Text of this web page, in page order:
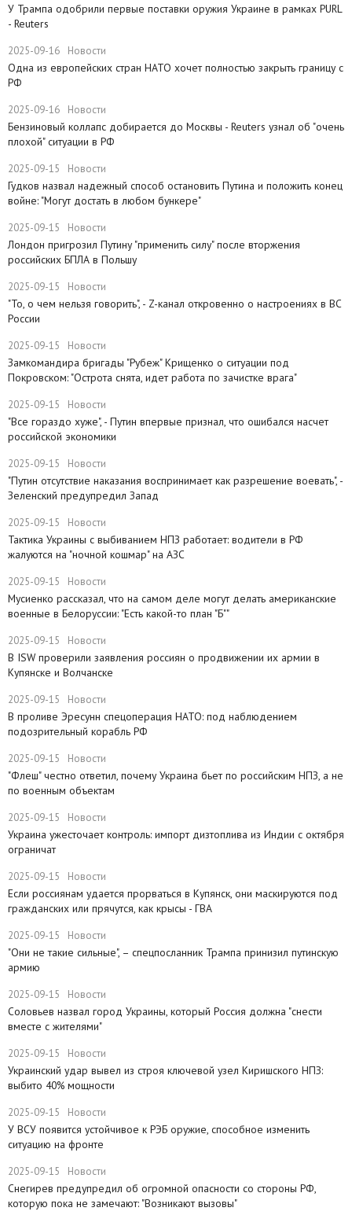
У Трампа одобрили первые поставки оружия Украине в рамках PURL
- Reuters
2025-09-16 Новости
Одна из европейских стран НАТО хочет полностью закрыть границу с
РФ
2025-09-16 Новости
​Бензиновый коллапс добирается до Москвы - Reuters узнал об "очень
плохой" ситуации в РФ
2025-09-15 Новости
Гудков назвал надежный способ остановить Путина и положить конец
войне: "Могут достать в любом бункере"
2025-09-15 Новости
Лондон пригрозил Путину "применить силу" после вторжения
российских БПЛА в Польшу
2025-09-15 Новости
"То, о чем нельзя говорить", - Z-канал откровенно о настроениях в ВС
России
2025-09-15 Новости
Замкомандира бригады "Рубеж" Крищенко​ о ситуации под
Покровском: "Острота снята, идет работа по зачистке врага"
2025-09-15 Новости
"Все гораздо хуже", - Путин впервые признал, что ошибался насчет
российской экономики
2025-09-15 Новости
​"Путин отсутствие наказания воспринимает как разрешение воевать", -
Зеленский предупредил Запад
2025-09-15 Новости
Тактика Украины с выбиванием НПЗ работает: водители в РФ
жалуются на "ночной кошмар" на АЗС
2025-09-15 Новости
Мусиенко рассказал, что на самом деле могут делать американские
военные в Белоруссии: "Есть какой-то план "Б""
2025-09-15 Новости
В ISW проверили заявления россиян о продвижении их армии в
Купянске и Волчанске
2025-09-15 Новости
​В проливе Эресунн спецоперация НАТО: под наблюдением
подозрительный корабль РФ
2025-09-15 Новости
"Флеш" честно ответил, почему Украина бьет по российским НПЗ, а не
по военным объектам
2025-09-15 Новости
Украина ужесточает контроль: импорт дизтоплива из Индии с октября
ограничат
2025-09-15 Новости
Если россиянам удается прорваться в Купянск, они маскируются под
гражданских или прячутся, как крысы - ГВА
2025-09-15 Новости
"Они не такие сильные", – спецпосланник Трампа принизил путинскую
армию
2025-09-15 Новости
Соловьев назвал город Украины, который Россия должна "снести
вместе с жителями"
2025-09-15 Новости
​Украинский удар вывел из строя ключевой узел Киришского НПЗ:
выбито 40% мощности
2025-09-15 Новости
У ВСУ появится устойчивое к РЭБ оружие, способное изменить
ситуацию на фронте
2025-09-15 Новости
Снегирев предупредил об огромной опасности со стороны РФ,
которую пока не замечают: "Возникают вызовы"